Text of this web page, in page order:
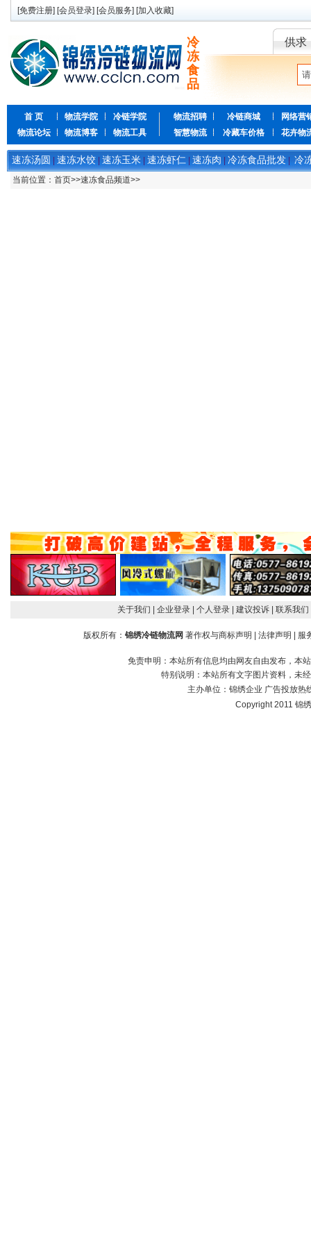
[免费注册] [会员登录] [会员服务] [加入收藏]
冷
冻
食
品
供求
首 页 物流学院
冷链学院
物流论坛
物流博客 物流工具
物流招聘 冷链商城
网络营
智慧物流
冷藏车价格 花卉物
速冻汤圆 速冻水饺 速冻玉米 速冻虾仁 速冻肉 冷冻食品批发 冷
当前位置： 首页>>速冻食品频道>>
关于我们 | 企业登录 | 个人登录 | 建议投诉 | 联系我们
版权所有： 锦绣冷链物流网 著作权与商标声明 | 法律声明 | 服
免责申明：本站所有信息均由网友自由发布，本
特别说明：本站所有文字图片资料，未
主办单位： 锦绣企业 广告投放热
Copyright 2011 锦